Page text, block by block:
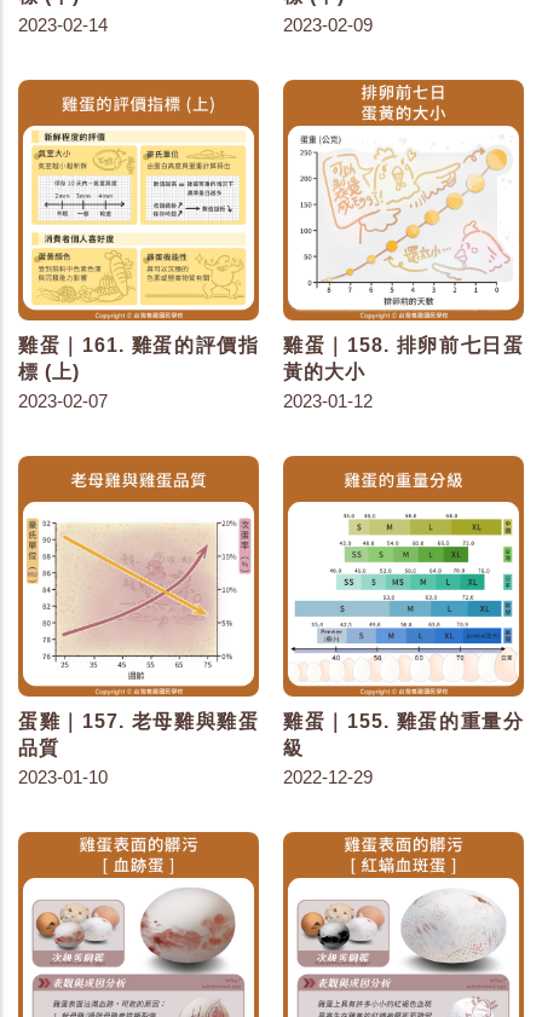
2023-02-14
2023-02-09
雞蛋｜161. 雞蛋的評價指
標 (上)
2023-02-07
雞蛋｜158. 排卵前七日蛋
黃的大小
2023-01-12
蛋雞｜157. 老母雞與雞蛋
品質
2023-01-10
雞蛋｜155. 雞蛋的重量分
級
2022-12-29